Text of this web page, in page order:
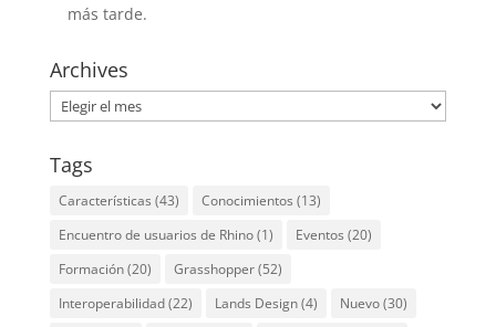
más tarde.
Archives
Archives
Tags
Características (43) Conocimientos (13)
Encuentro de usuarios de Rhino(1) Eventos (20)
Formación(20) Grasshopper(52)
Interoperabilidad(22) Lands Design(4) Nuevo(30)